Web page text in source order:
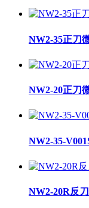
NW2-35正刀
NW2-20正刀
NW2-35-
NW2-20R反